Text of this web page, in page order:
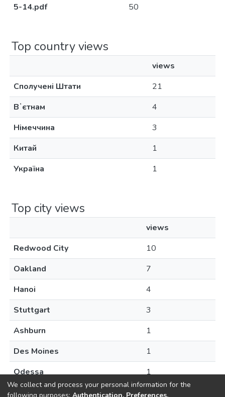
5-14.pdf
50
Top country views
views
Сполучені Штати
21
Вʼєтнам
4
Німеччина
3
Китай
1
Україна
1
Top city views
views
Redwood City
10
Oakland
7
Hanoi
4
Stuttgart
3
Ashburn
1
Des Moines
1
Odessa
1
We collect and process your personal information for the